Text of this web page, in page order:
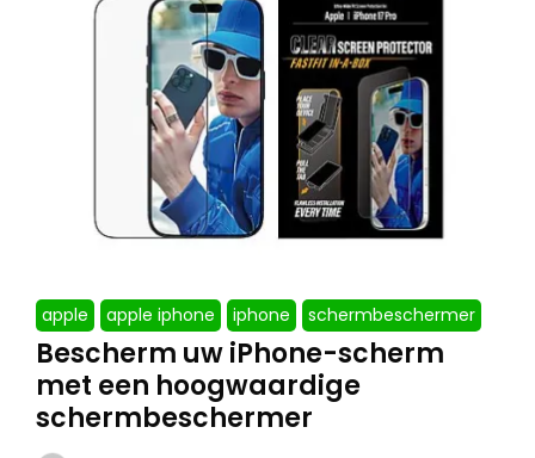
apple apple iphone iphone schermbeschermer
Bescherm uw iPhone-scherm
met een hoogwaardige
schermbeschermer